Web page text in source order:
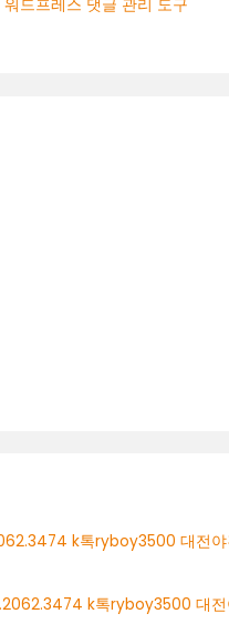
워드프레스 댓글 관리 도구
k톡ryboy3500 대전야
k톡ryboy3500 대